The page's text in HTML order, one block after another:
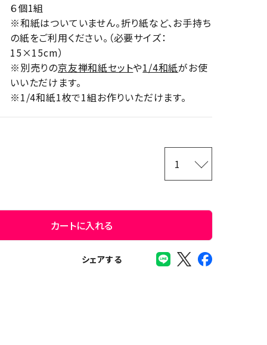
６個1組
※和紙はついていません。折り紙など、お手持ち
の紙をご利用ください。（必要サイズ：
15×15cm）
※別売りの京友禅和紙セットや1/4和紙がお使
いいただけます。
※1/4和紙1枚で1組お作りいただけます。
カートに入れる
シェアする